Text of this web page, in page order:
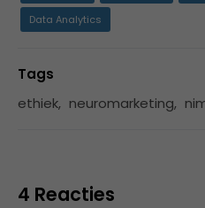
Data Analytics
Tags
ethiek, neuromarketing,
4 Reacties